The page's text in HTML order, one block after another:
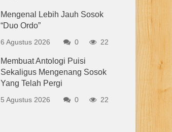
Mengenal Lebih Jauh Sosok
“Duo Ordo”
6 Agustus 2026 0 22
Membuat Antologi Puisi
Sekaligus Mengenang Sosok
Yang Telah Pergi
5 Agustus 2026 0 22